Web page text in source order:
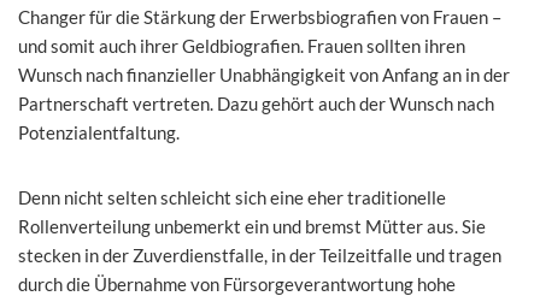
Changer für die Stärkung der Erwerbsbiografien von Frauen –
und somit auch ihrer Geldbiografien. Frauen sollten ihren
Wunsch nach finanzieller Unabhängigkeit von Anfang an in der
Partnerschaft vertreten. Dazu gehört auch der Wunsch nach
Potenzialentfaltung.
Denn nicht selten schleicht sich eine eher traditionelle
Rollenverteilung unbemerkt ein und bremst Mütter aus. Sie
stecken in der Zuverdienstfalle, in der Teilzeitfalle und tragen
durch die Übernahme von Fürsorgeverantwortung hohe